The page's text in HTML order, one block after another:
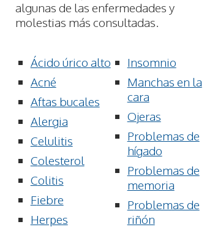
algunas de las enfermedades y
molestias más consultadas.
ácido úrico alto
acné
aftas bucales
alergia
celulitis
colesterol
colitis
fiebre
herpes
insomnio
manchas en la
cara
ojeras
problemas de
hígado
problemas de
memoria
problemas de
riñón